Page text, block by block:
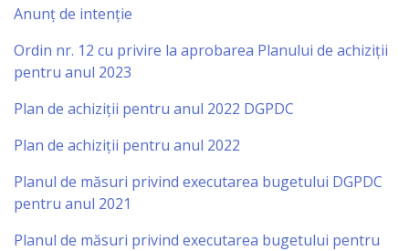
audienței
Managementul
instituției
de
activitate
Anunț de intenție
Ordin nr. 12 cu privire la aprobarea Planului de achiziții
pentru anul 2023
Plan de achiziții pentru anul 2022 DGPDC
Plan de achiziții pentru anul 2022
Planul de măsuri privind executarea bugetului DGPDC
pentru anul 2021
Planul de măsuri privind executarea bugetului pentru